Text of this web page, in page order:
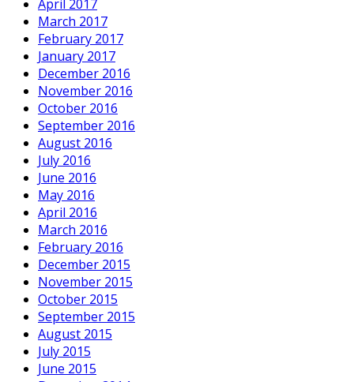
April 2017
March 2017
February 2017
January 2017
December 2016
November 2016
October 2016
September 2016
August 2016
July 2016
June 2016
May 2016
April 2016
March 2016
February 2016
December 2015
November 2015
October 2015
September 2015
August 2015
July 2015
June 2015